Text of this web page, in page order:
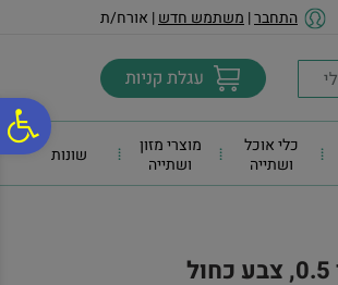
נגישות
אתר
המרכזי
התחבר| משתמש חדש| אורח/ת
כלי אוכל
ושתייה
מוצרי מזון
ושתייה
שונות